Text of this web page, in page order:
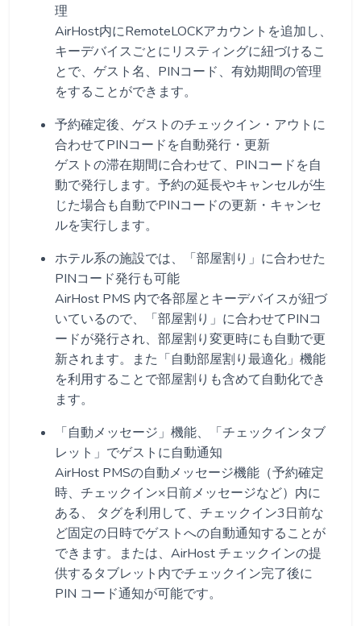
理
AirHost内にRemoteLOCKアカウントを追加し、
キーデバイスごとにリスティングに紐づけるこ
とで、ゲスト名、PINコード、有効期間の管理
をすることができます。
予約確定後、ゲストのチェックイン・アウトに
合わせてPINコードを自動発行・更新
ゲストの滞在期間に合わせて、PINコードを自
動で発行します。予約の延長やキャンセルが生
じた場合も自動でPINコードの更新・キャンセ
ルを実行します。
ホテル系の施設では、「部屋割り」に合わせた
PINコード発行も可能
AirHost PMS 内で各部屋とキーデバイスが紐づ
いているので、「部屋割り」に合わせてPINコ
ードが発行され、部屋割り変更時にも自動で更
新されます。また「自動部屋割り最適化」機能
を利用することで部屋割りも含めて自動化でき
ます。
「自動メッセージ」機能、「チェックインタブ
レット」でゲストに自動通知
AirHost PMSの自動メッセージ機能（予約確定
時、チェックイン×日前メッセージなど）内に
ある、 タグを利用して、チェックイン3日前な
ど固定の日時でゲストへの自動通知することが
できます。または、AirHost チェックインの提
供するタブレット内でチェックイン完了後に
PIN コード通知が可能です。